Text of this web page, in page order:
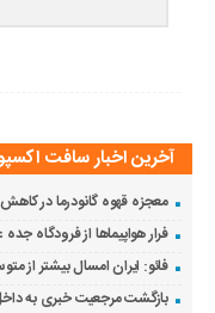
آخرین اخبار سافت
معجزه قهوه گانودرما در
فرار هواپیماها از فرودگاه
فائو: ایران امسال بیشتر از متوسط 5 ساله غله
بازگشت مرجعیت خبری به